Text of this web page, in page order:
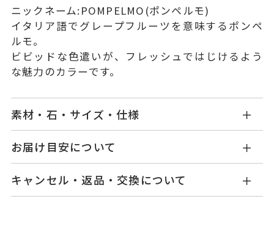
ニックネーム:POMPELMO(ポンペルモ)
イタリア語でグレープフルーツを意味するポンペ
ルモ。
ビビッドな色遣いが、フレッシュではじけるよう
な魅力のカラーです。
素材・石・サイズ・仕様
品番
GL0003N057MSPG
素材
K18ピンクゴールド
石
ルビー0.07ct
お届け目安について
せ。
ご注文およびご入金確認後、以下の日程にて発送
キャンセル・返品・交換について